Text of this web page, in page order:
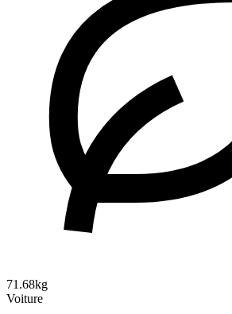
71.68kg
Voiture